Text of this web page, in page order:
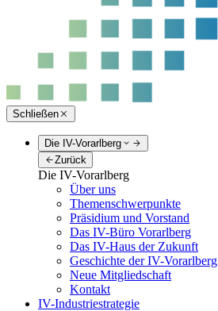
Schließen
Die IV-Vorarlberg
Zurück
Die IV-Vorarlberg
Über uns
Themenschwerpunkte
Präsidium und Vorstand
Das IV-Büro Vorarlberg
Das IV-Haus der Zukunft
Geschichte der IV-Vorarlberg
Neue Mitgliedschaft
Kontakt
IV-Industriestrategie